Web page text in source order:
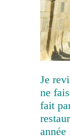
Je
ne
fait
année